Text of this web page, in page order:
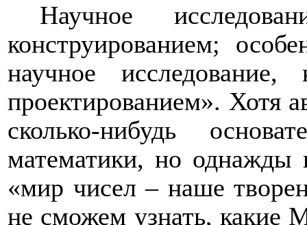
Научное
конструированием;
научное
проектированием». Хотя
сколько-нибудь
математики, но однажды
«мир чисел – наше
не сможем узнать,